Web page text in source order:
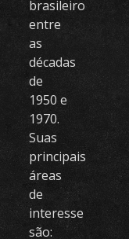
brasileiro
entre
as
décadas
de
1950 e
1970.
Suas
principais
áreas
de
interesse
são: